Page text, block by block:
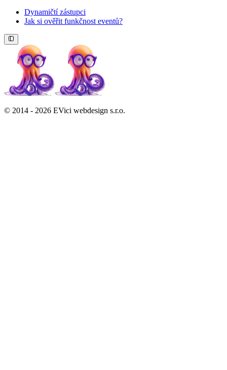
Dynamičtí zástupci
Jak si ověřit funkčnost eventů?
© 2014 - 2026 EVici webdesign s.r.o.